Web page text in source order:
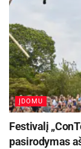
ĮDOMU
Festivalį
pasirodymas